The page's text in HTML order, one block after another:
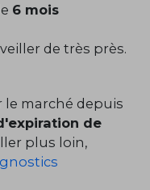
6 mois
de très près.
le marché depuis
de
plus loin,